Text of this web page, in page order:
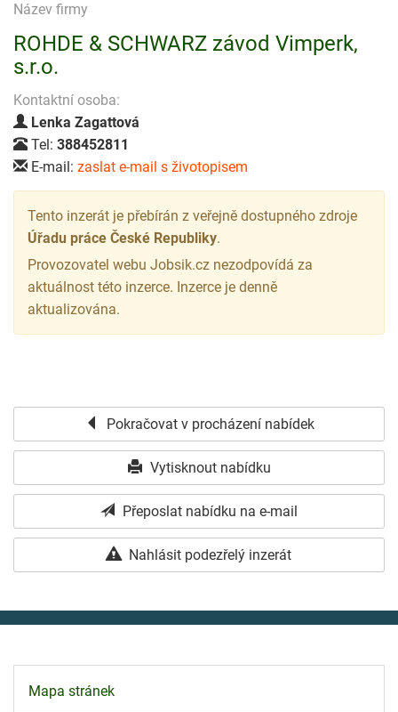
Název firmy
ROHDE & SCHWARZ závod Vimperk,
s.r.o.
Kontaktní osoba:
Lenka Zagattová
Tel: 388452811
E-mail: zaslat e-mail s životopisem
Tento inzerát je přebírán z veřejně dostupného zdroje
Úřadu práce České Republiky.
Provozovatel webu Jobsik.cz nezodpovídá za
aktuálnost této inzerce. Inzerce je denně
aktualizována.
Pokračovat v procházení nabídek
Vytisknout nabídku
Přeposlat nabídku na e-mail
Nahlásit podezřelý inzerát
Mapa stránek